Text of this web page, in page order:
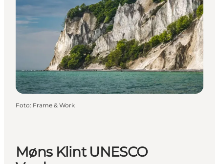
Foto: Frame & Work
Møns Klint UNESCO